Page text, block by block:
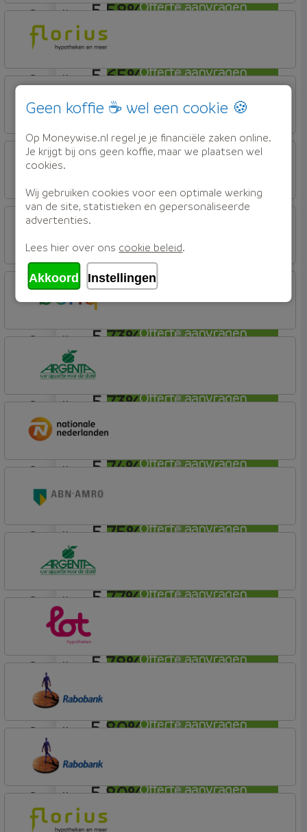
Offerte aanvragen
5,58%
Offerte aanvragen
aflosvrij
5,65%
Offerte aanvragen
Florius
Profijt twaalf
aflosvrij
5,69%
Offerte aanvragen
Florius
Profijt twaalf
aflosvrij
5,69%
Offerte aanvragen
Rabobank Spaarbank
Basisvoorwaarden (incl korting)
aflosvrij
5,72%
Offerte aanvragen
ABN AMRO Bank
aflosvrij
5,73%
Offerte aanvragen
ABN AMRO Bank
Woning (Incl. Korting)
aflosvrij
5,73%
Offerte aanvragen
Easy Mortgage
aflosvrij
5,74%
Offerte aanvragen
Hypotheek
aflosvrij
5,75%
Offerte aanvragen
Nationale Nederlanden
aflosvrij
5,77%
Offerte aanvragen
ABN AMRO Bank
Budget
aflosvrij
5,78%
Offerte aanvragen
Argenta
Hypotheek
aflosvrij
5,80%
Offerte aanvragen
Lot Hypotheken
aflosvrij
5,80%
Rabobank Spaarbank
Plusvoorwaarden (Incl. Korting)
aflosvrij
Rabobank Spaarbank
Plusvoorwaarden (Incl. Korting)
Geen koffie ☕ wel een cookie 🍪
Op Moneywise.nl regel je je financiële zaken online.
Je krijgt bij ons geen koffie, maar we plaatsen wel
cookies.
Wij gebruiken cookies voor een optimale werking
van de site, statistieken en gepersonaliseerde
advertenties.
Lees hier over ons cookie beleid.
Akkoord Instellingen